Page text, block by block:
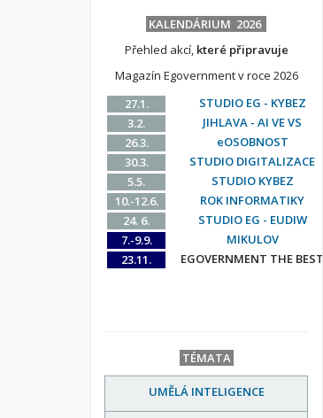
KALENDÁRIUM 2026
Přehled akcí, které připravuje
Magazín Egovernment v roce 2026
27.1.
STUDIO EG - KYBEZ
3.2.
JIHLAVA - AI VE VS
26.3.
eOSOBNOST
30.3.
STUDIO DIGITALIZACE
5.5.
STUDIO KYBEZ
10.-12.6.
ROK INFORMATIKY
24. 6.
STUDIO EG - EUDIW
7.-9.9.
MIKULOV
23.11.
EGOVERNMENT THE BEST
TÉMATA
UMĚLÁ INTELIGENCE